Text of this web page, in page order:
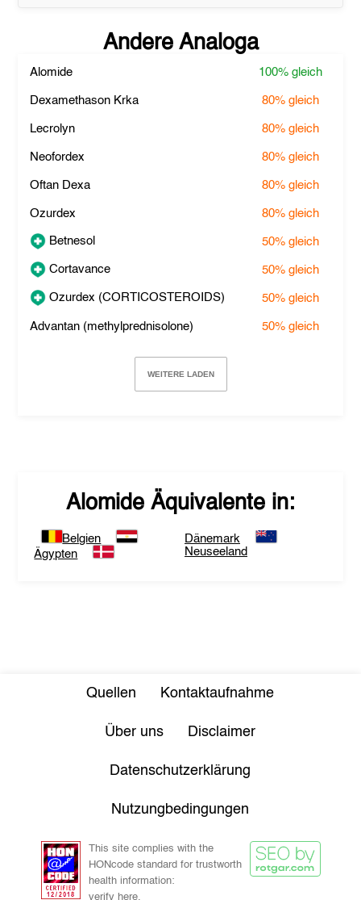
Andere Analoga
Alomide 100% gleich
Dexamethason Krka 80% gleich
Lecrolyn 80% gleich
Neofordex 80% gleich
Oftan Dexa 80% gleich
Ozurdex 80% gleich
Betnesol 50% gleich
Cortavance 50% gleich
Ozurdex (CORTICOSTEROIDS) 50% gleich
Advantan (methylprednisolone) 50% gleich
WEITERE LADEN
Alomide Äquivalente in:
Belgien
Ägypten
Dänemark
Neuseeland
Quellen Kontaktaufnahme
Über uns Disclaimer
Datenschutzerklärung
Nutzungbedingungen
This site complies with the
HONcode standard for trustworth
health information:
verify here.